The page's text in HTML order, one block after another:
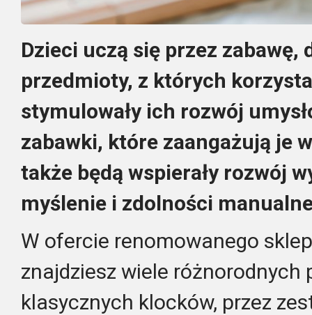
Dzieci uczą się przez zabawę,
przedmioty, z których
stymulowały ich rozwój
zabawki, które zaangażują je
także będą wspierały rozwój
myślenie i zdolności
W ofercie renomowanego
znajdziesz wiele różnorodnych
klasycznych klocków, przez